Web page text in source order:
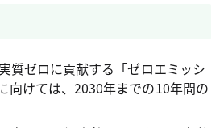
質ゼロに貢献する「ゼロエミッシ
向けては、2030年までの10年間の